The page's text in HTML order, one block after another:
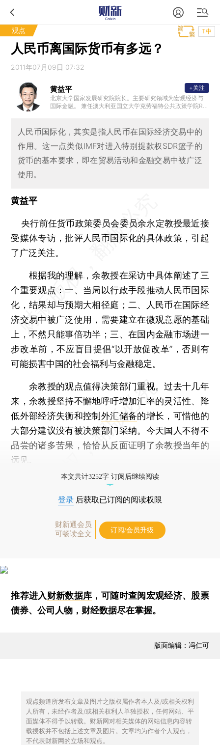
观点 T中
人民币离国际货币有多远？
2011年07月09日 07:32
黄益平
北京大学国家发展研究院院长。主要研究领域为宏观经济与
国际金融。 兼任澳大利亚国立大学克劳福特公共政策学院Rio
亚大学商学院General Mills经济与金融国际访问教授、澳大
利亚国立大学中国经济项目主任、花旗集团董事总经理/亚太
区首席经济学家、Serica投资基金董事、财新传媒首席经济
获得澳大利亚国立大学经济学博士和中国人民大学经济学硕
+关注
人民币国际化，其实是指人民币在国际经济交易中的
作用。这一点类似IMF对进入特别提款权SDR篮子的
货币的基本要求，即在贸易活动和金融交易中被广泛
使用。
黄益平
央行前任货币政策委员会委员余永定教授最近接
受媒体专访，批评人民币国际化的具体政策，引起
了广泛关注。
根据我的理解，余教授在采访中具体阐述了三
个重要观点：一、当局以行政手段推动人民币国际
化，结果却与预期大相径庭；二、人民币在国际经
济交易中被广泛使用，需要建立在微观意愿的基础
上，不然只能事倍功半；三、在国内金融市场进一
步改革前，不应盲目提倡“以开放促改革”，否则有
可能损害中国的社会福利与金融稳定。
余教授的观点值得决策部门重视。过去十几年
来，余教授坚持不懈地呼吁增加汇率的灵活性、降
低外部经济失衡和控制 外汇储备的增长，可惜他的
大部分建议没有被决策部门采纳。今天国人不得不
品尝的诸多苦果，恰恰从反面证明了余教授当年的
远见。
本文共计3252字 订阅后继续阅读
登录 后获取已订阅的阅读权限
财新通会员
可畅读全文
订阅/会员升级
推荐进入财新数据库 ，可随时查阅宏观经济、股票
债券、公司人物，财经数据尽在掌握。
版面编辑：冯仁可
观点频道所发布文章及图片之版权属作者本人及/或相关权利
人所有，未经作者及/或相关权利人单独授权，任何网站、平
面媒体不得予以转载。财新网对相关媒体的网站信息内容转
载授权并不包括上述文章及图片。文章均为作者个人观点，
不代表财新网的立场和观点。